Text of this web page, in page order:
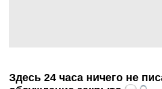
Здесь 24 часа ничего не